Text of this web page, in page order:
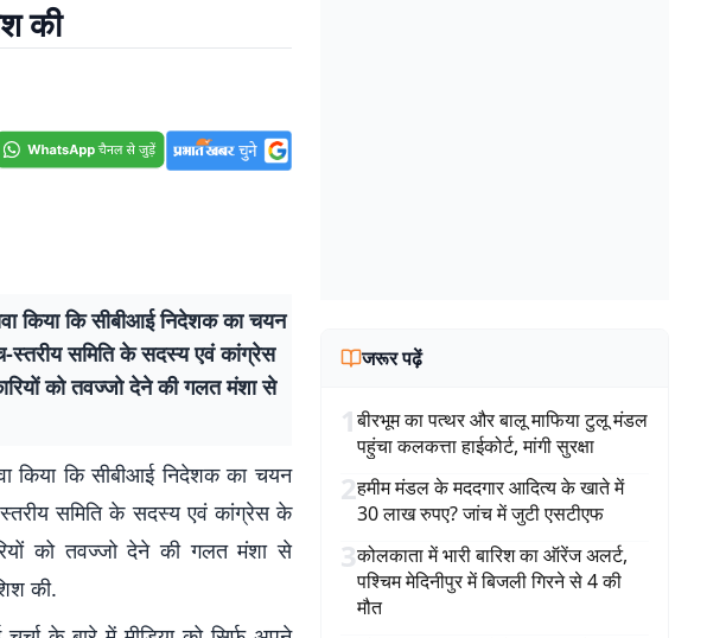
की
किया कि सीबीआई निदेशक का चयन
स्तरीय समिति के सदस्य एवं कांग्रेस
को तवज्जो देने की गलत मंशा से
किया कि सीबीआई निदेशक का चयन
स्तरीय समिति के सदस्य एवं कांग्रेस के
को तवज्जो देने की गलत मंशा से
की.
जरूर पढ़ें
1बीरभूम का पत्थर और बालू माफिया टुलू मंडल
पहुंचा कलकत्ता हाईकोर्ट, मांगी सुरक्षा
2हमीम मंडल के मददगार आदित्य के खाते में
30 लाख रुपए? जांच में जुटी एसटीएफ
3कोलकाता में भारी बारिश का ऑरेंज अलर्ट,
पश्चिम मेदिनीपुर में बिजली गिरने से 4 की
मौत